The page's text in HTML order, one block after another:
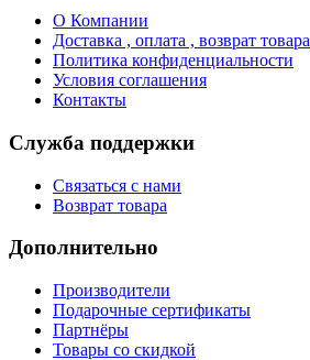
О Компании
Доставка , оплата , возврат товара
Политика конфиденциальности
Условия соглашения
Контакты
Служба поддержки
Связаться с нами
Возврат товара
Дополнительно
Производители
Подарочные сертификаты
Партнёры
Товары со скидкой